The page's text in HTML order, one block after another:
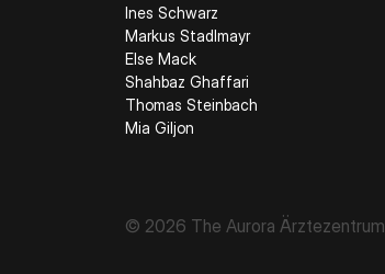
Ines Schwarz
Markus Stadlmayr
Else Mack
Shahbaz Ghaffari
Thomas Steinbach
Mia Giljon
© 2026 The Aurora Ärztezentrum